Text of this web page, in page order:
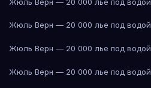
Жюль Верн — 20 000 лье под водой
Жюль Верн — 20 000 лье под водой
Жюль Верн — 20 000 лье под водой